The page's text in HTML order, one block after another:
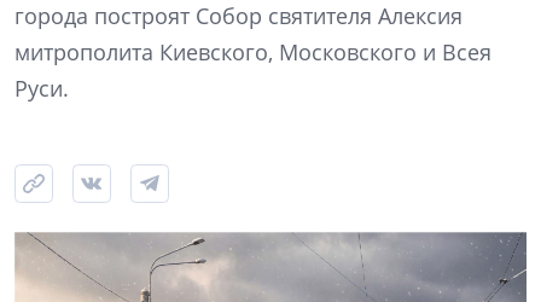
города построят Собор святителя Алексия
митрополита Киевского, Московского и Всея
Руси.